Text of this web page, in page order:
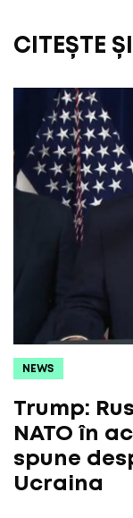
CITEȘTE ȘI
NEWS
Trump:
NATO în
spune
Ucraina